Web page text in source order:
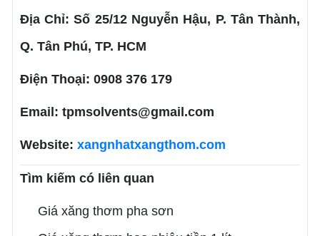
Địa Chỉ: Số 25/12 Nguyễn Hậu, P. Tân Thành,
Q. Tân Phú, TP. HCM
Điện Thoại: 0908 376 179
Email: tpmsolvents@gmail.com
Website: xangnhatxangthom.com
Tìm kiếm có liên quan
Giá xăng thơm pha sơn